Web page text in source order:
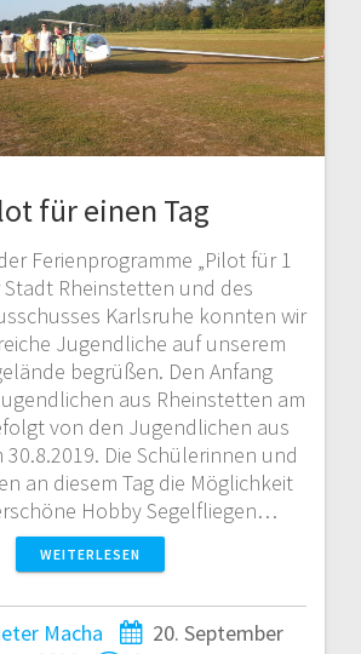
für einen Tag
Ferienprogramme „Pilot für 1
Stadt Rheinstetten und des
Karlsruhe konnten wir
Jugendliche auf unserem
begrüßen. Den Anfang
aus Rheinstetten am
von den Jugendlichen aus
30.8.2019. Die Schülerinnen und
an diesem Tag die Möglichkeit
Hobby Segelfliegen…
WEITERLESEN
Macha
20. September